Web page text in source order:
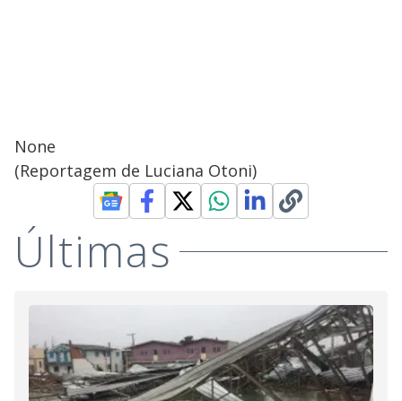
None
(Reportagem de Luciana Otoni)
Últimas